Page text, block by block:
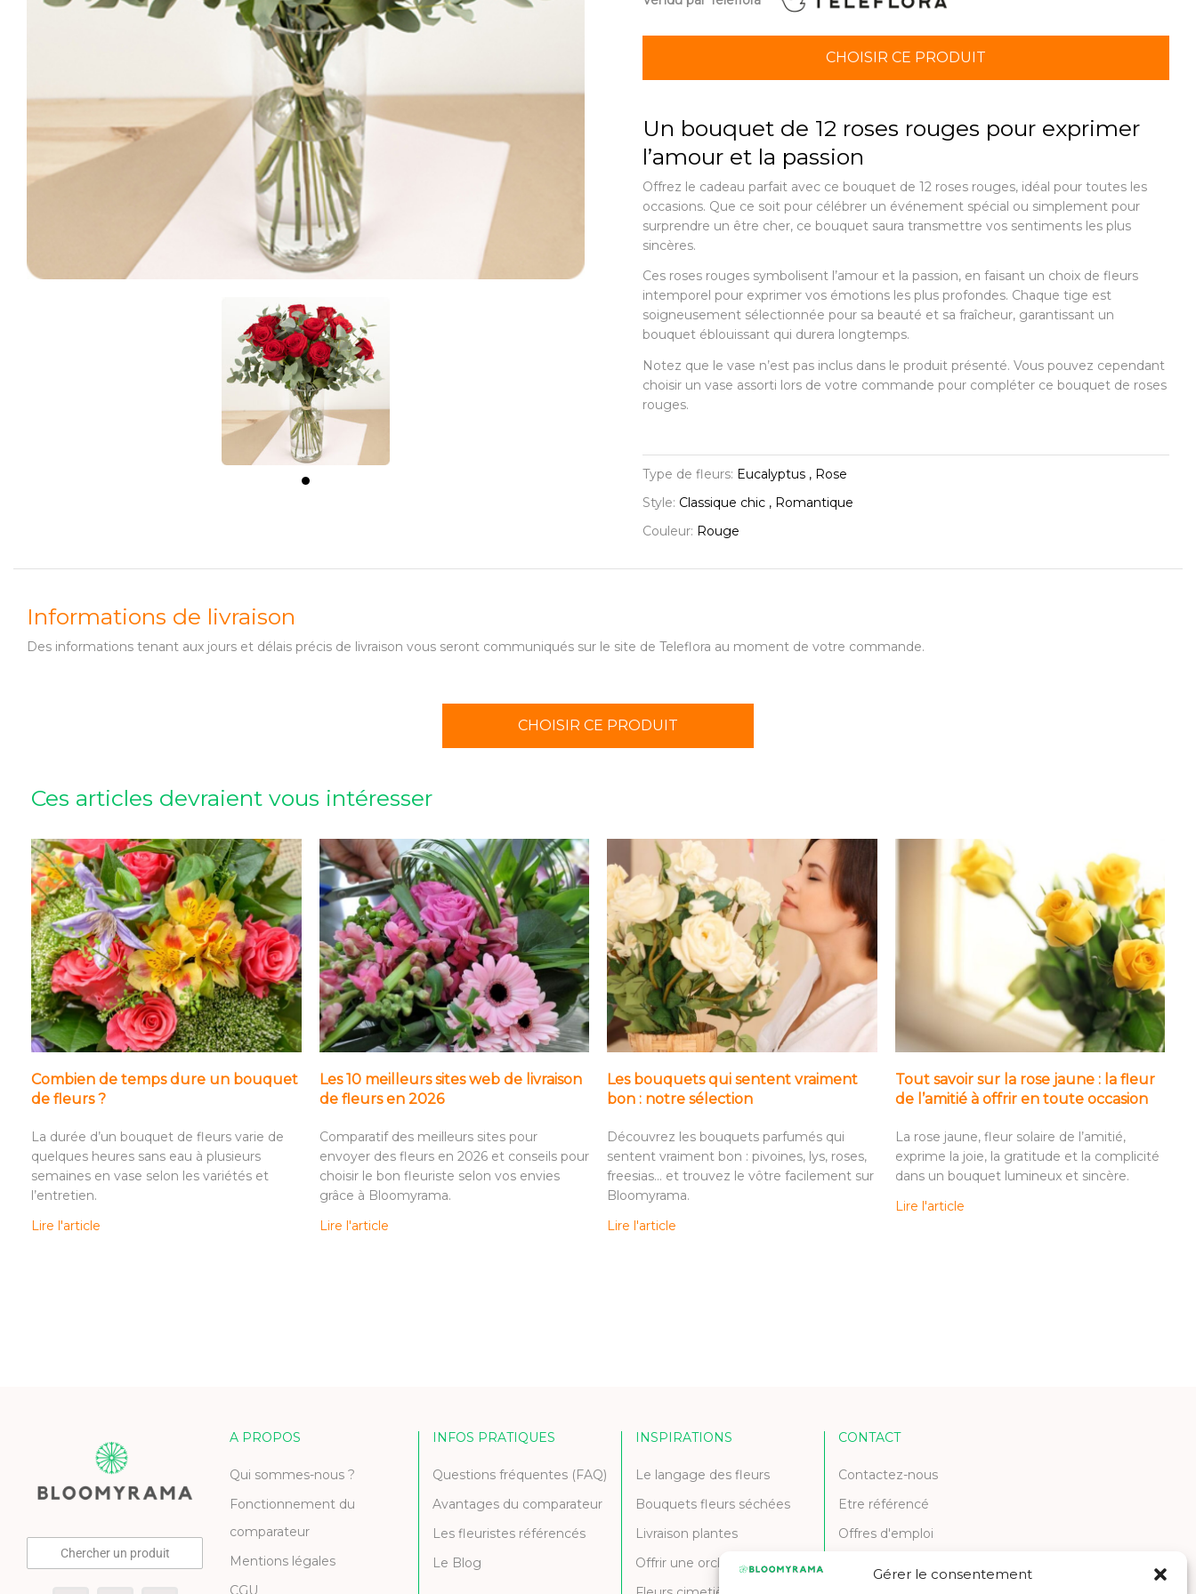
Gérer le consentement
CHOISIR CE PRODUIT
Un bouquet de 12 roses rouges pour exprimer
l’amour et la passion
Offrez le cadeau parfait avec ce bouquet de 12 roses rouges, idéal pour toutes les
occasions. Que ce soit pour célébrer un événement spécial ou simplement pour
surprendre un être cher, ce bouquet saura transmettre vos sentiments les plus
sincères.
Ces roses rouges symbolisent l’amour et la passion, en faisant un choix de fleurs
intemporel pour exprimer vos émotions les plus profondes. Chaque tige est
soigneusement sélectionnée pour sa beauté et sa fraîcheur, garantissant un
bouquet éblouissant qui durera longtemps.
Notez que le vase n’est pas inclus dans le produit présenté. Vous pouvez cependant
choisir un vase assorti lors de votre commande pour compléter ce bouquet de roses
rouges.
Type de fleurs: Eucalyptus , Rose
Style: Classique chic , Romantique
Couleur: Rouge
Informations de livraison
Des informations tenant aux jours et délais précis de livraison vous seront communiqués sur le site de Teleflora au moment de votre commande.
CHOISIR CE PRODUIT
Ces articles devraient vous intéresser
Combien de temps dure un bouquet
de fleurs ?
La durée d’un bouquet de fleurs varie de
quelques heures sans eau à plusieurs
semaines en vase selon les variétés et
l’entretien.
Lire l'article
Les 10 meilleurs sites web de livraison
de fleurs en 2026
Comparatif des meilleurs sites pour
envoyer des fleurs en 2026 et conseils pour
choisir le bon fleuriste selon vos envies
grâce à Bloomyrama.
Lire l'article
Les bouquets qui sentent vraiment
bon : notre sélection
Découvrez les bouquets parfumés qui
sentent vraiment bon : pivoines, lys, roses,
freesias… et trouvez le vôtre facilement sur
Bloomyrama.
Lire l'article
Tout savoir sur la rose jaune : la fleur
de l’amitié à offrir en toute occasion
La rose jaune, fleur solaire de l’amitié,
exprime la joie, la gratitude et la complicité
dans un bouquet lumineux et sincère.
Lire l'article
Chercher un produit
A PROPOS
Qui sommes-nous ?
Fonctionnement du
comparateur
Mentions légales
INFOS PRATIQUES
Questions fréquentes (FAQ)
Avantages du comparateur
Les fleuristes référencés
Le Blog
INSPIRATIONS
Le langage des fleurs
Bouquets fleurs séchées
Livraison plantes
Offrir une orchidée
CONTACT
Contactez-nous
Etre référencé
Offres d'emploi